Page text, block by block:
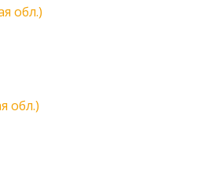
обл.)
обл.)